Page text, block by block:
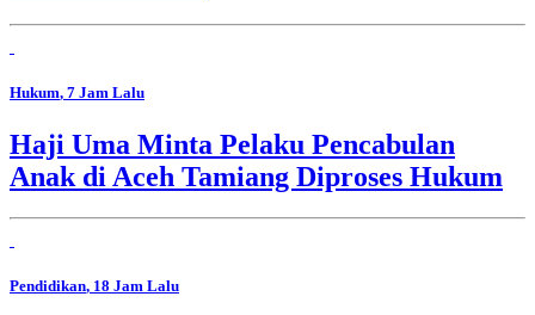
Hukum, 7 Jam Lalu
Haji Uma Minta Pelaku Pencabulan
Anak di Aceh Tamiang Diproses Hukum
Pendidikan, 18 Jam Lalu